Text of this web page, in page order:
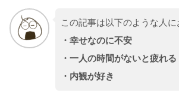
この記事は以下のような人に
・幸せなのに不安
・一人の時間がないと疲れる
・内観が好き